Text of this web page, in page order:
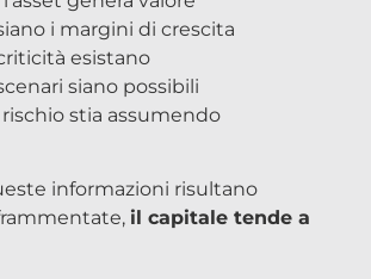
i margini di crescita
esistano
siano possibili
stia assumendo
informazioni risultano
il capitale tende a